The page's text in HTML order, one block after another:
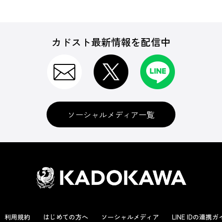
カドスト最新情報を配信中
ソーシャルメディア一覧
利用規約 はじめての方へ ソーシャルメディア LINE IDの連携ガ